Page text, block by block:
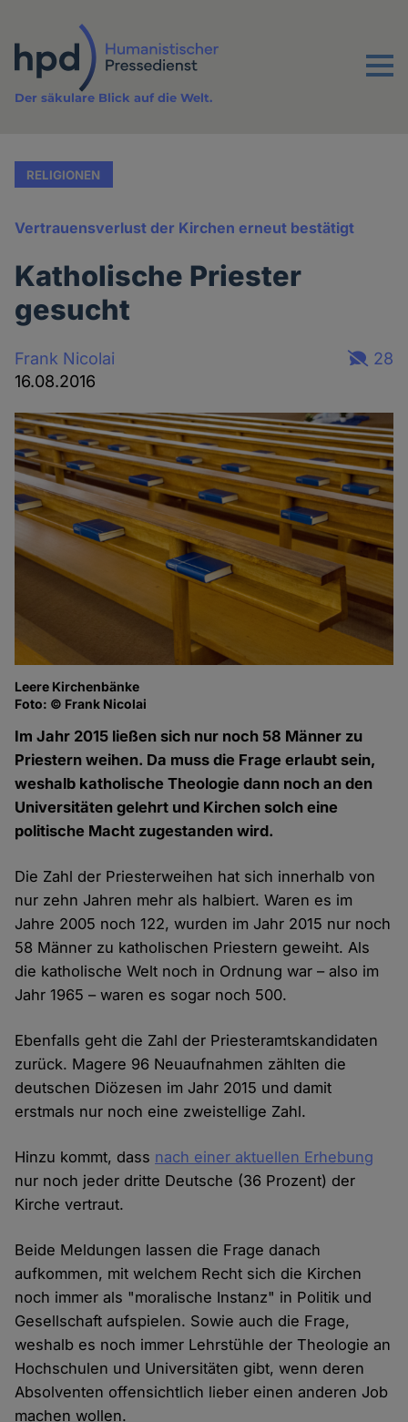
Inhalt
Menu
Der säkulare Blick auf die Welt.
RELIGIONEN
Vertrauensverlust der Kirchen erneut bestätigt
Katholische Priester
gesucht
Frank Nicolai
16.08.2016
28
Leere Kirchenbänke
Foto: © Frank Nicolai
Im Jahr 2015 ließen sich nur noch 58 Männer zu
Priestern weihen. Da muss die Frage erlaubt sein,
weshalb katholische Theologie dann noch an den
Universitäten gelehrt und Kirchen solch eine
politische Macht zugestanden wird.
Die Zahl der Priesterweihen hat sich innerhalb von
nur zehn Jahren mehr als halbiert. Waren es im
Jahre 2005 noch 122, wurden im Jahr 2015 nur noch
58 Männer zu katholischen Priestern geweiht. Als
die katholische Welt noch in Ordnung war – also im
Jahr 1965 – waren es sogar noch 500.
Ebenfalls geht die Zahl der Priesteramtskandidaten
zurück. Magere 96 Neuaufnahmen zählten die
deutschen Diözesen im Jahr 2015 und damit
erstmals nur noch eine zweistellige Zahl.
Hinzu kommt, dass nach einer aktuellen Erhebung
nur noch jeder dritte Deutsche (36 Prozent) der
Kirche vertraut.
Beide Meldungen lassen die Frage danach
aufkommen, mit welchem Recht sich die Kirchen
noch immer als "moralische Instanz" in Politik und
Gesellschaft aufspielen. Sowie auch die Frage,
weshalb es noch immer Lehrstühle der Theologie an
Hochschulen und Universitäten gibt, wenn deren
Absolventen offensichtlich lieber einen anderen Job
machen wollen.